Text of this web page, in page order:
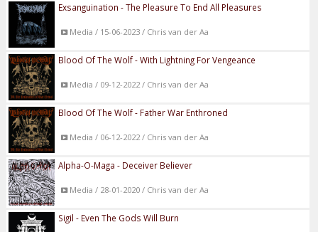
Exsanguination - The Pleasure To End All Pleasures
Media / 15-06-2023 / Chris van der Aa
Blood Of The Wolf - With Lightning For Vengeance
Media / 09-12-2022 / Chris van der Aa
Blood Of The Wolf - Father War Enthroned
Media / 06-12-2022 / Chris van der Aa
Alpha-O-Maga - Deceiver Believer
Media / 28-01-2020 / Chris van der Aa
Sigil - Even The Gods Will Burn